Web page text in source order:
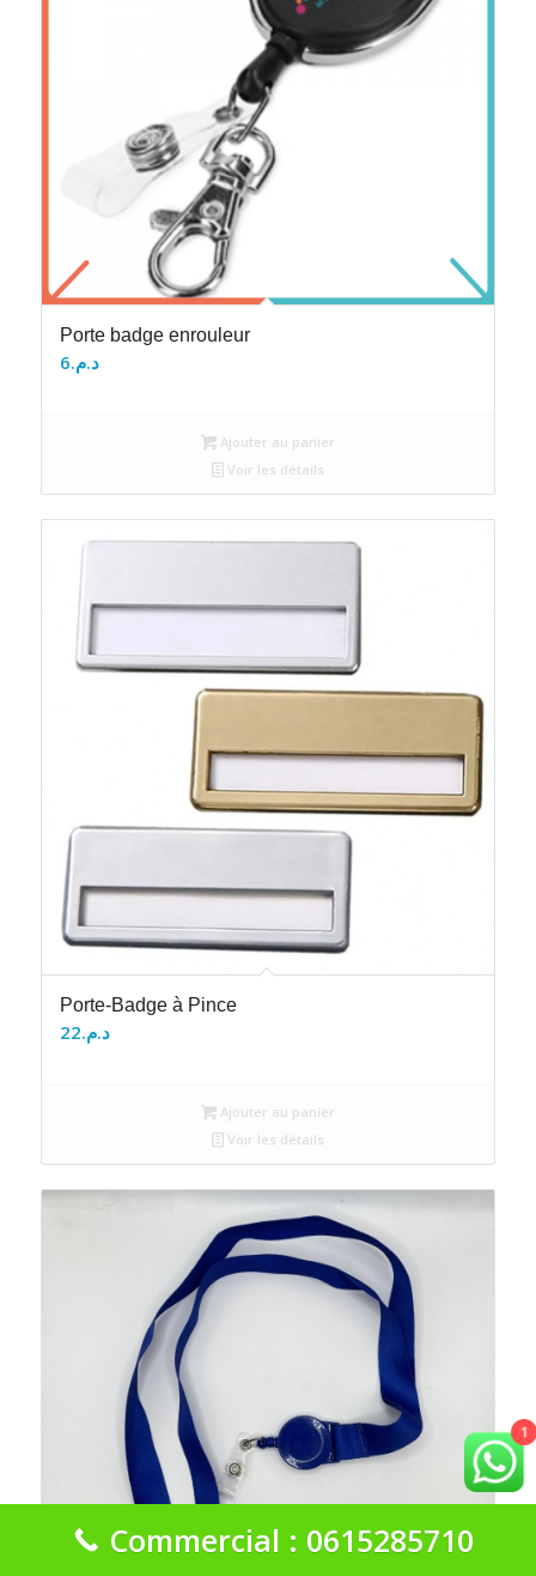
Porte badge enrouleur
د.م.6
Ajouter au panier
Voir les détails
Porte-Badge à Pince
د.م.22
Ajouter au panier
Voir les détails
1
Commercial : 0615285710